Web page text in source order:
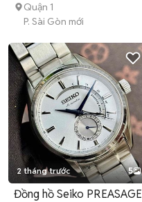
Quận 1
P. Sài Gòn mới
2 tháng trước 5
Đồng hồ Seiko PREASAGE